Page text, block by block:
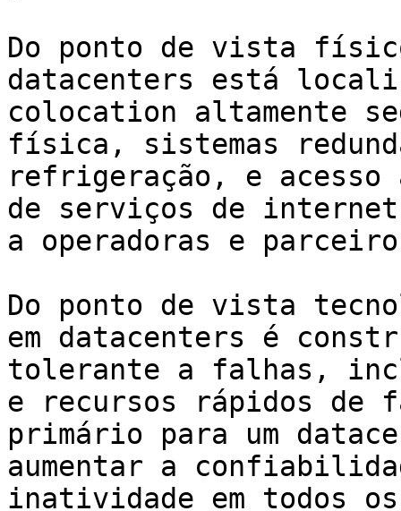
Do ponto de vista
datacenters está
colocation altamente
física, sistemas
refrigeração, e acesso
de serviços de
a operadoras e
Do ponto de vista
em datacenters é
tolerante a falhas,
e recursos rápidos de
primário para um
aumentar a
inatividade em todos